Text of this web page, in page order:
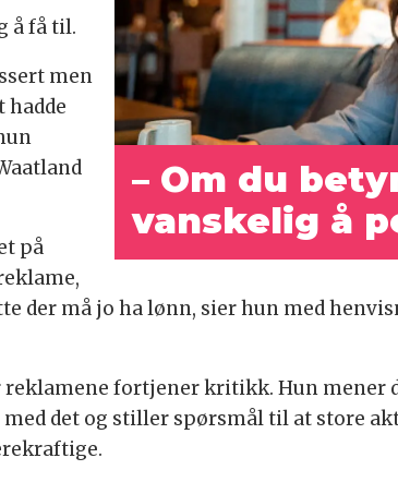
– Om du
vanskelig å
å få til.
men
hadde
på
der må jo ha lønn, sier hun med
reklamene fortjener kritikk. Hun mener
med det og stiller spørsmål til at store